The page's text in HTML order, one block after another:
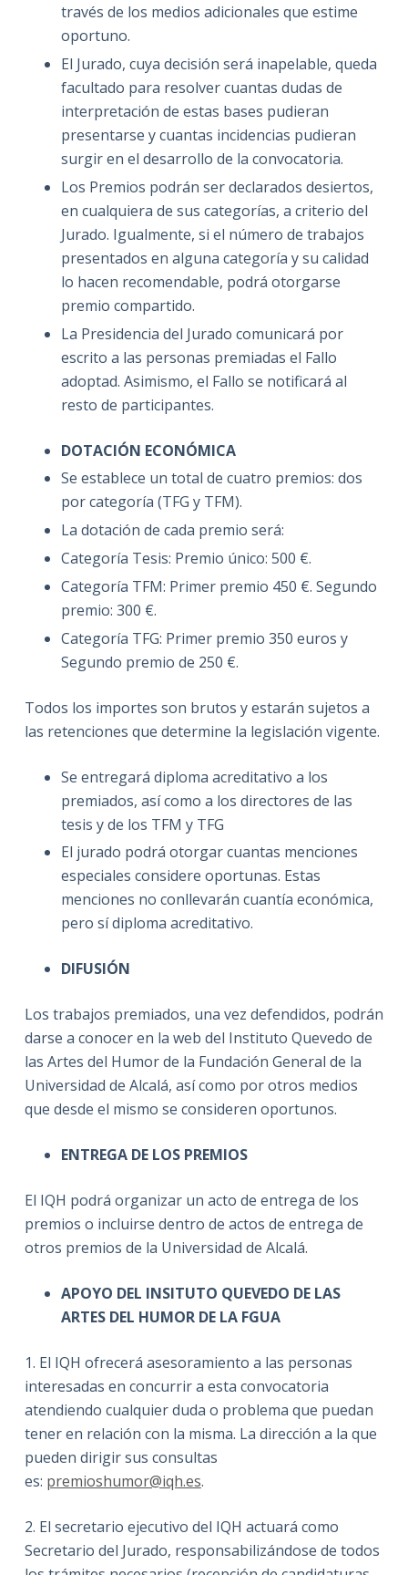
través de los medios adicionales que estime
oportuno.
El Jurado, cuya decisión será inapelable, queda
facultado para resolver cuantas dudas de
interpretación de estas bases pudieran
presentarse y cuantas incidencias pudieran
surgir en el desarrollo de la convocatoria.
Los Premios podrán ser declarados desiertos,
en cualquiera de sus categorías, a criterio del
Jurado. Igualmente, si el número de trabajos
presentados en alguna categoría y su calidad
lo hacen recomendable, podrá otorgarse
premio compartido.
La Presidencia del Jurado comunicará por
escrito a las personas premiadas el Fallo
adoptad. Asimismo, el Fallo se notificará al
resto de participantes.
DOTACIÓN ECONÓMICA
Se establece un total de cuatro premios: dos
por categoría (TFG y TFM).
La dotación de cada premio será:
Categoría Tesis: Premio único: 500 €.
Categoría TFM: Primer premio 450 €. Segundo
premio: 300 €.
Categoría TFG: Primer premio 350 euros y
Segundo premio de 250 €.
Todos los importes son brutos y estarán sujetos a
las retenciones que determine la legislación vigente.
Se entregará diploma acreditativo a los
premiados, así como a los directores de las
tesis y de los TFM y TFG
El jurado podrá otorgar cuantas menciones
especiales considere oportunas. Estas
menciones no conllevarán cuantía económica,
pero sí diploma acreditativo.
DIFUSIÓN
Los trabajos premiados, una vez defendidos, podrán
darse a conocer en la web del Instituto Quevedo de
las Artes del Humor de la Fundación General de la
Universidad de Alcalá, así como por otros medios
que desde el mismo se consideren oportunos.
ENTREGA DE LOS PREMIOS
El IQH podrá organizar un acto de entrega de los
premios o incluirse dentro de actos de entrega de
otros premios de la Universidad de Alcalá.
APOYO DEL INSITUTO QUEVEDO DE LAS
ARTES DEL HUMOR DE LA FGUA
1. El IQH ofrecerá asesoramiento a las personas
interesadas en concurrir a esta convocatoria
atendiendo cualquier duda o problema que puedan
tener en relación con la misma. La dirección a la que
pueden dirigir sus consultas
es: premioshumor@iqh.es.
2. El secretario ejecutivo del IQH actuará como
Secretario del Jurado, responsabilizándose de todos